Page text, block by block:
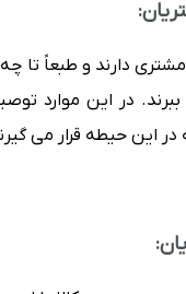
دارند و طبعاً تا
ببرند. در این موارد
این حیطه قرار می